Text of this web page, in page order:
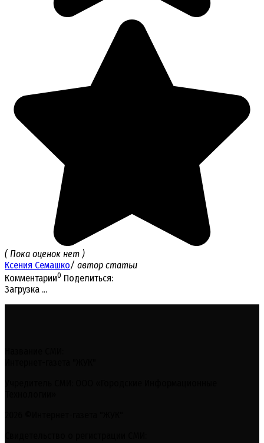
( Пока оценок нет )
Ксения Семашко/ автор статьи
Комментарии0 Поделиться:
Загрузка ...